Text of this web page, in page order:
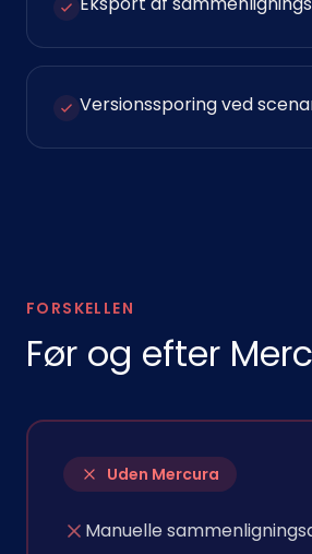
Versionssporing ved
FORSKELLEN
Før og efter
Uden Mercura
Manuelle